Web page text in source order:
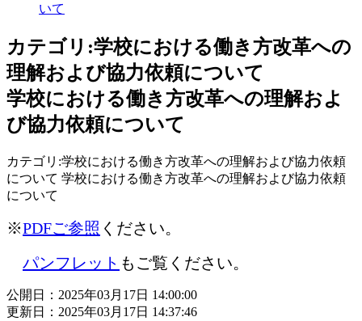
いて
カテゴリ:学校における働き方改革への
理解および協力依頼について
学校における働き方改革への理解およ
び協力依頼について
カテゴリ:学校における働き方改革への理解および協力依頼
について 学校における働き方改革への理解および協力依頼
について
※PDFご参照 ください。
パンフレット もご覧ください。
公開日：2025年03月17日 14:00:00
更新日：2025年03月17日 14:37:46